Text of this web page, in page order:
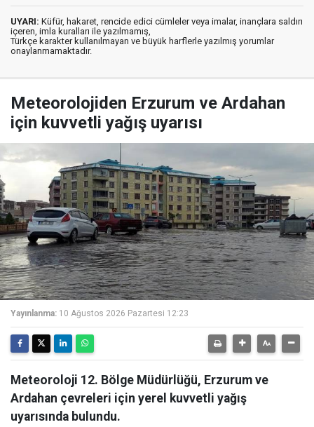
UYARI: Küfür, hakaret, rencide edici cümleler veya imalar, inançlara saldırı
içeren, imla kuralları ile yazılmamış,
Türkçe karakter kullanılmayan ve büyük harflerle yazılmış yorumlar
onaylanmamaktadır.
Meteorolojiden Erzurum ve Ardahan
için kuvvetli yağış uyarısı
Yayınlanma: 10 Ağustos 2026 Pazartesi 12:23
Meteoroloji 12. Bölge Müdürlüğü, Erzurum ve
Ardahan çevreleri için yerel kuvvetli yağış
uyarısında bulundu.